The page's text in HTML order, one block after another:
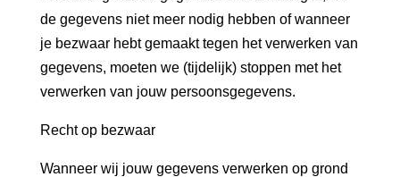
de gegevens niet meer nodig hebben of wanneer
je bezwaar hebt gemaakt tegen het verwerken van
gegevens, moeten we (tijdelijk) stoppen met het
verwerken van jouw persoonsgegevens.
Recht op bezwaar
Wanneer wij jouw gegevens verwerken op grond